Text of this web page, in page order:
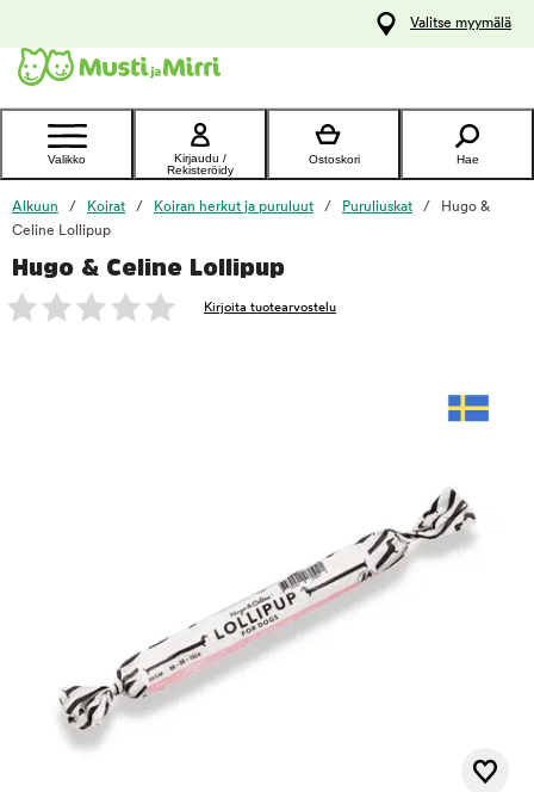
Ota yhteyttä
asiakaspalveluun
Valitse myymälä
Valikko
Kirjaudu /
Rekisteröidy
Ostoskori Hae
Alkuun Koirat Koiran herkut ja puruluut Puruliuskat
Hugo &
Celine Lollipup
Hugo & Celine Lollipup
Kirjoita tuotearvostelu
foo